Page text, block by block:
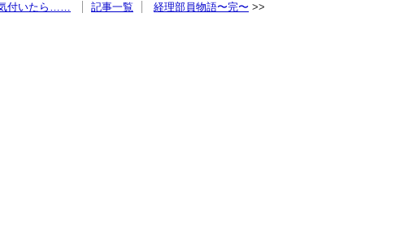
付いたら…… 記事一覧 経理部員物語〜完〜